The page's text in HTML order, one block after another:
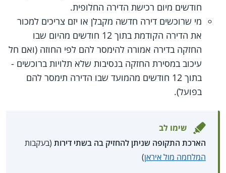
חודשים מיום רכישת הדירה החלופית.
מי שרוכשים דירה חדשה מקבלן או יזם צריכים למכור
את הדירה הקודמת בתוך 12 חודשים מהיום שבו
החזקה בדירה אמורה להימסר להם לפי החוזה (ואם חל
עיכוב במסירת החזקה בנסיבות שלא תלויות ברוכשים -
בתוך 12 חודשים מהמועד שבו הדירה תימסר להם
בפועל).
שימו לב
הארכת התקופה שניתן להחזיק בה בשתי דירות (בעקבות
המלחמה מול איראן)